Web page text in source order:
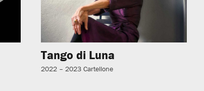
Tango di Luna
2022 – 2023 Cartellone